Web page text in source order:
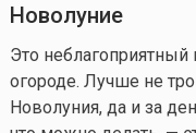
Новолуние
Это
огороде. Лучше не
Новолуния, да и за